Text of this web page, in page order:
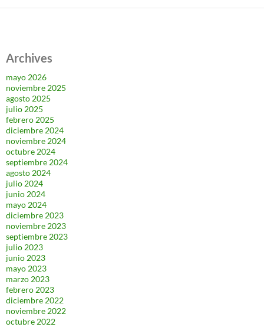
Archives
mayo 2026
noviembre 2025
agosto 2025
julio 2025
febrero 2025
diciembre 2024
noviembre 2024
octubre 2024
septiembre 2024
agosto 2024
julio 2024
junio 2024
mayo 2024
diciembre 2023
noviembre 2023
septiembre 2023
julio 2023
junio 2023
mayo 2023
marzo 2023
febrero 2023
diciembre 2022
noviembre 2022
octubre 2022